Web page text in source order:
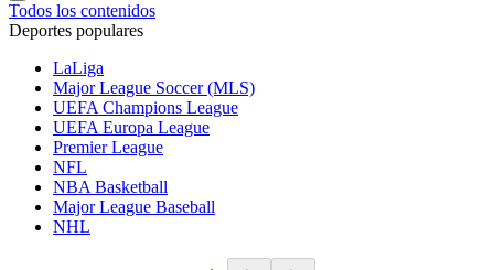
Todos los contenidos
Deportes populares
LaLiga
Major League Soccer (MLS)
UEFA Champions League
UEFA Europa League
Premier League
NFL
NBA Basketball
Major League Baseball
NHL